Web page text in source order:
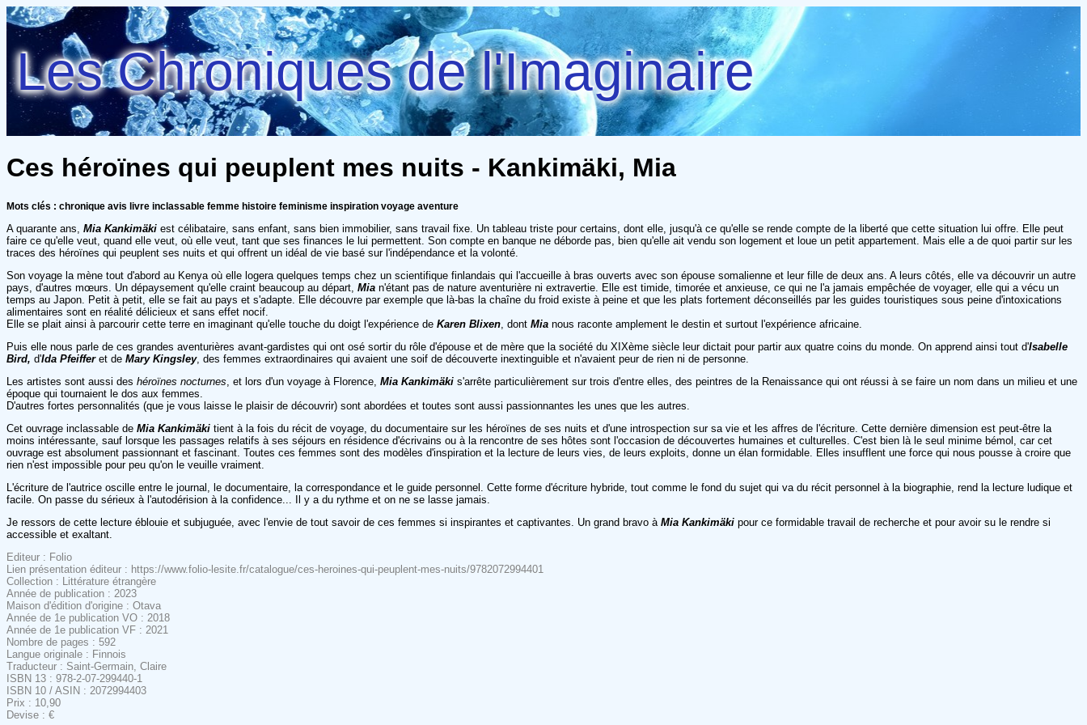
Les Chroniques de l'Imaginaire
Ces héroïnes qui peuplent mes nuits - Kankimäki, Mia
Mots clés : chronique avis livre inclassable femme histoire feminisme inspiration voyage aventure
A quarante ans, Mia Kankimäki est célibataire, sans enfant, sans bien immobilier, sans travail fixe. Un tableau triste pour certains, dont elle, jusqu'à ce qu'elle se rende compte de la liberté que cette situation lui offre. Elle peut
faire ce qu'elle veut, quand elle veut, où elle veut, tant que ses finances le lui permettent. Son compte en banque ne déborde pas, bien qu'elle ait vendu son logement et loue un petit appartement. Mais elle a de quoi partir sur les
traces des héroïnes qui peuplent ses nuits et qui offrent un idéal de vie basé sur l'indépendance et la volonté.
Son voyage la mène tout d'abord au Kenya où elle logera quelques temps chez un scientifique finlandais qui l'accueille à bras ouverts avec son épouse somalienne et leur fille de deux ans. A leurs côtés, elle va découvrir un autre
pays, d'autres mœurs. Un dépaysement qu'elle craint beaucoup au départ, Mia n'étant pas de nature aventurière ni extravertie. Elle est timide, timorée et anxieuse, ce qui ne l'a jamais empêchée de voyager, elle qui a vécu un
temps au Japon. Petit à petit, elle se fait au pays et s'adapte. Elle découvre par exemple que là-bas la chaîne du froid existe à peine et que les plats fortement déconseillés par les guides touristiques sous peine d'intoxications
alimentaires sont en réalité délicieux et sans effet nocif.
Elle se plait ainsi à parcourir cette terre en imaginant qu'elle touche du doigt l'expérience de Karen Blixen , dont Mia nous raconte amplement le destin et surtout l'expérience africaine.
Puis elle nous parle de ces grandes aventurières avant-gardistes qui ont osé sortir du rôle d'épouse et de mère que la société du XIXème siècle leur dictait pour partir aux quatre coins du monde. On apprend ainsi tout d'Isabelle
Bird, d'Ida Pfeiffer et de Mary Kingsley, des femmes extraordinaires qui avaient une soif de découverte inextinguible et n'avaient peur de rien ni de personne.
Les artistes sont aussi des héroïnes nocturnes , et lors d'un voyage à Florence, Mia Kankimäki s'arrête particulièrement sur trois d'entre elles, des peintres de la Renaissance qui ont réussi à se faire un nom dans un milieu et une
époque qui tournaient le dos aux femmes.
D'autres fortes personnalités (que je vous laisse le plaisir de découvrir) sont abordées et toutes sont aussi passionnantes les unes que les autres.
Cet ouvrage inclassable de Mia Kankimäki tient à la fois du récit de voyage, du documentaire sur les héroïnes de ses nuits et d'une introspection sur sa vie et les affres de l'écriture. Cette dernière dimension est peut-être la
moins intéressante, sauf lorsque les passages relatifs à ses séjours en résidence d'écrivains ou à la rencontre de ses hôtes sont l'occasion de découvertes humaines et culturelles. C'est bien là le seul minime bémol, car cet
ouvrage est absolument passionnant et fascinant. Toutes ces femmes sont des modèles d'inspiration et la lecture de leurs vies, de leurs exploits, donne un élan formidable. Elles insufflent une force qui nous pousse à croire que
rien n'est impossible pour peu qu'on le veuille vraiment.
L'écriture de l'autrice oscille entre le journal, le documentaire, la correspondance et le guide personnel. Cette forme d'écriture hybride, tout comme le fond du sujet qui va du récit personnel à la biographie, rend la lecture ludique et
facile. On passe du sérieux à l'autodérision à la confidence... Il y a du rythme et on ne se lasse jamais.
Je ressors de cette lecture éblouie et subjuguée, avec l'envie de tout savoir de ces femmes si inspirantes et captivantes. Un grand bravo à Mia Kankimäki pour ce formidable travail de recherche et pour avoir su le rendre si
accessible et exaltant.
Editeur : Folio
Lien présentation éditeur : https://www.folio-lesite.fr/catalogue/ces-heroines-qui-peuplent-mes-nuits/9782072994401
Collection : Littérature étrangère
Année de publication : 2023
Maison d'édition d'origine : Otava
Année de 1e publication VO : 2018
Année de 1e publication VF : 2021
Nombre de pages : 592
Langue originale : Finnois
Traducteur : Saint-Germain, Claire
ISBN 13 : 978-2-07-299440-1
ISBN 10 / ASIN : 2072994403
Prix : 10,90
Devise : €